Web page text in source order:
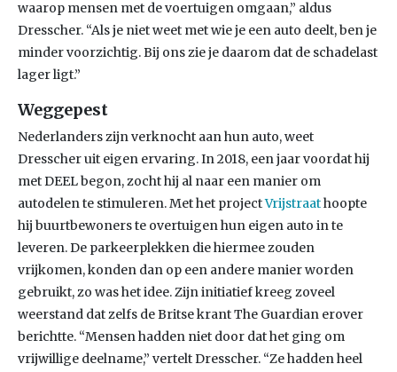
waarop mensen met de voertuigen omgaan,” aldus
Dresscher. “Als je niet weet met wie je een auto deelt, ben je
minder voorzichtig. Bij ons zie je daarom dat de schadelast
lager ligt.”
Weggepest
Nederlanders zijn verknocht aan hun auto, weet
Dresscher uit eigen ervaring. In 2018, een jaar voordat hij
met DEEL begon, zocht hij al naar een manier om
autodelen te stimuleren. Met het projectVrijstraathoopte
hij buurtbewoners te overtuigen hun eigen auto in te
leveren. De parkeerplekken die hiermee zouden
vrijkomen, konden dan op een andere manier worden
gebruikt, zo was het idee. Zijn initiatief kreeg zoveel
weerstand dat zelfs de Britse krant The Guardian erover
berichtte. “Mensen hadden niet door dat het ging om
vrijwillige deelname,” vertelt Dresscher. “Ze hadden heel